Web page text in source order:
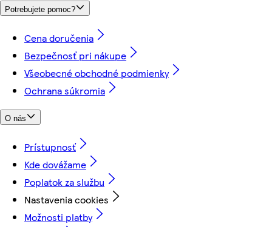
Potrebujete pomoc?
Cena doručenia
Bezpečnosť pri nákupe
Všeobecné obchodné podmienky
Ochrana súkromia
O nás
Prístupnosť
Kde dovážame
Poplatok za službu
Nastavenia cookies
Možnosti platby